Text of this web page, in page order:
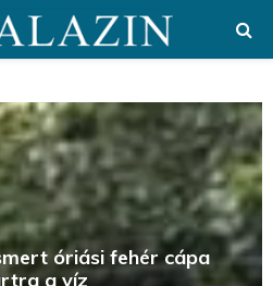
óriási fehér cápa
a víz